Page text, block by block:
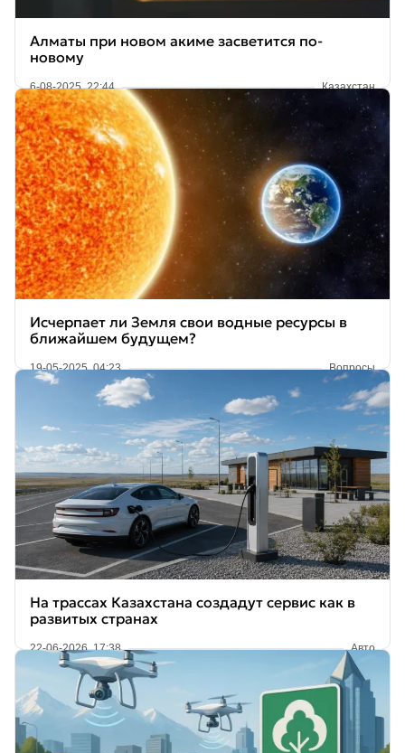
Алматы при новом акиме засветится по-
новому
6-08-2025, 22:44 Казахстан
Исчерпает ли Земля свои водные ресурсы в
ближайшем будущем?
19-05-2025, 04:23 Вопросы
На трассах Казахстана создадут сервис как в
развитых странах
22-06-2026, 17:38 Авто